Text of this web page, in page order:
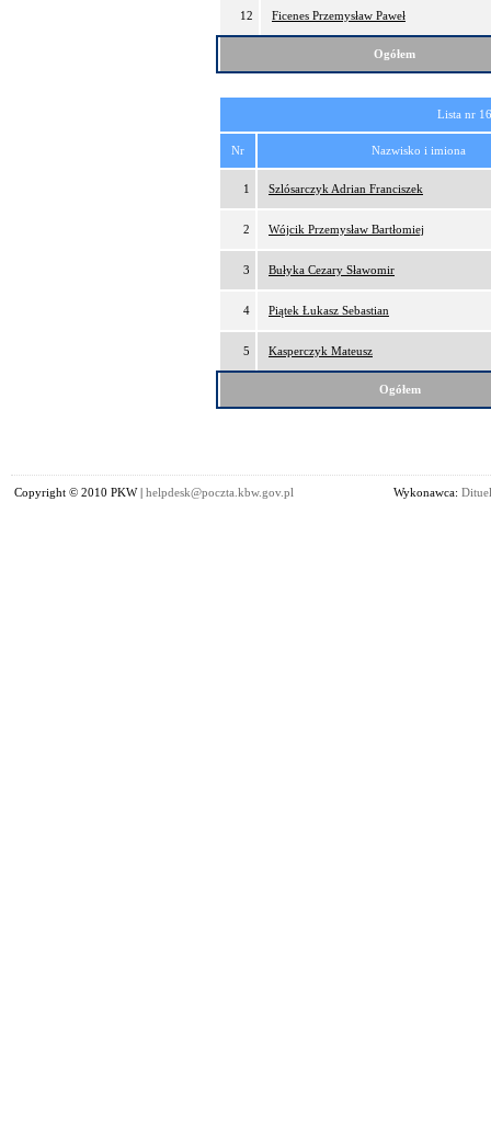
12 Ficenes Przemysław Paweł
Ogółem
Lista nr
Nr Nazwisko i imiona
1 Szlósarczyk Adrian Franciszek
2 Wójcik Przemysław Bartłomiej
3 Bułyka Cezary Sławomir
4 Piątek Łukasz Sebastian
5 Kasperczyk Mateusz
Ogółem
Copyright © 2010 PKW | helpdesk@poczta.kbw.gov.pl Wykonawca: